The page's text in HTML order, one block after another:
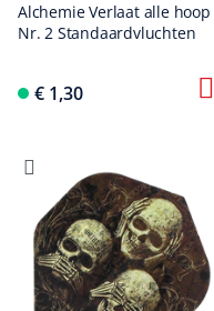
Alchemie Verlaat alle hoop
Nr. 2 Standaardvluchten
€ 1,30